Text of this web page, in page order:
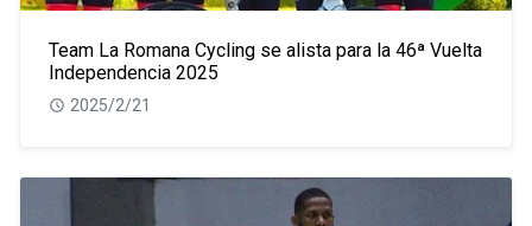
Team La Romana Cycling se alista para la 46ª Vuelta
Independencia 2025
2025/2/21